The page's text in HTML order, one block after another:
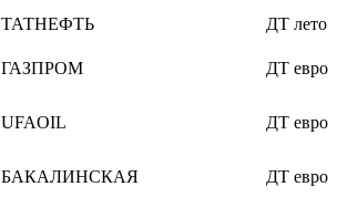
ТАТНЕФТЬ
ДТ лето
ГАЗПРОМ ДТ евро
UFAOIL ДТ евро
БАКАЛИНСКАЯ
ДТ евро